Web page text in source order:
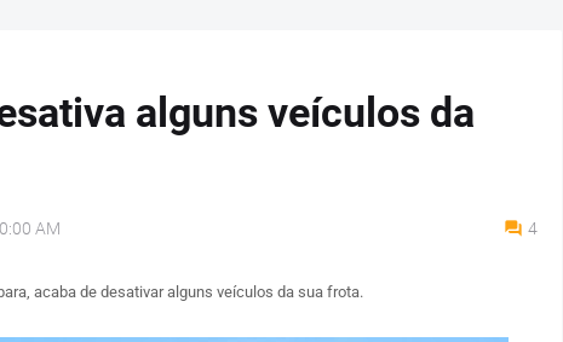
alguns veículos da
AM 4
acaba de desativar alguns veículos da sua frota.